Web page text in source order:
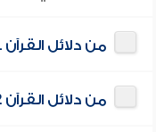
من دلائل القرآن 1
من دلائل القرآن 2